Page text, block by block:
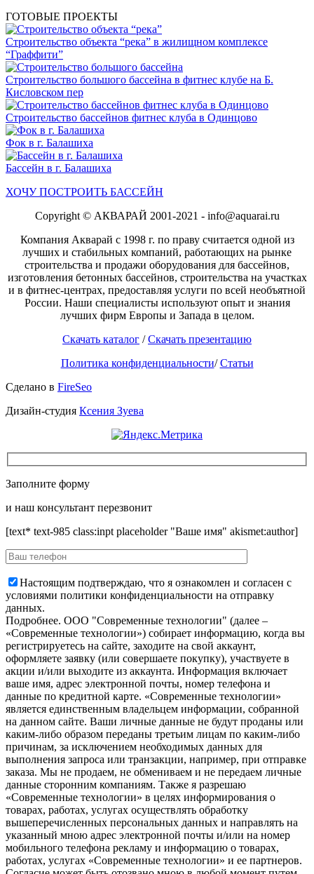
ГОТОВЫЕ ПРОЕКТЫ
Строительство объекта “река” в жилищном комплексе
“Граффити”
Строительство большого бассейна в фитнес клубе на Б.
Кисловском пер
Строительство бассейнов фитнес клуба в Одинцово
Фок в г. Балашиха
Бассейн в г. Балашиха
ХОЧУ ПОСТРОИТЬ БАССЕЙН
Copyright © АКВАРАЙ 2001-2021 - info@aquarai.ru
Компания Акварай с 1998 г. по праву считается одной из
лучших и стабильных компаний, работающих на рынке
строительства и продажи оборудования для бассейнов,
изготовления бетонных бассейнов, строительства на участках
и в фитнес-центрах, предоставляя услуги по всей необъятной
России. Наши специалисты используют опыт и знания
лучших фирм Европы и Запада в целом.
Скачать каталог / Скачать презентацию
Политика конфиденциальности/Статьи
Сделано в FireSeo
Дизайн-студия Ксения Зуева
Заполните форму
и наш консультант перезвонит
[text* text-985 class:inpt placeholder "Ваше имя" akismet:author]
Настоящим подтверждаю, что я ознакомлен и согласен с
условиями политики конфиденциальности на отправку
данных.
Подробнее. OOO "Современные технологии" (далее –
«Современные технологии») собирает информацию, когда вы
регистрируетесь на сайте, заходите на свой аккаунт,
оформляете заявку (или совершаете покупку), участвуете в
акции и/или выходите из аккаунта. Информация включает
ваше имя, адрес электронной почты, номер телефона и
данные по кредитной карте. «Современные технологии»
является единственным владельцем информации, собранной
на данном сайте. Ваши личные данные не будут проданы или
каким-либо образом переданы третьим лицам по каким-либо
причинам, за исключением необходимых данных для
выполнения запроса или транзакции, например, при отправке
заказа. Мы не продаем, не обмениваем и не передаем личные
данные сторонним компаниям. Также я разрешаю
«Современные технологии» в целях информирования о
товарах, работах, услугах осуществлять обработку
вышеперечисленных персональных данных и направлять на
указанный мною адрес электронной почты и/или на номер
мобильного телефона рекламу и информацию о товарах,
работах, услугах «Современные технологии» и ее партнеров.